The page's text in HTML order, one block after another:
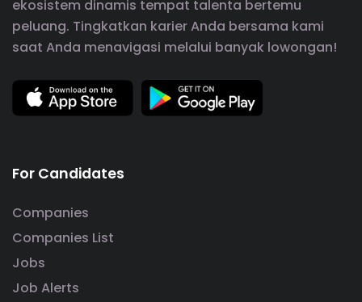
ekosistem dinamis tempat talenta bertemu
peluang. Tingkatkan karier Anda bersama kami
saat Anda menavigasi melalui banyak lowongan!
For Candidates
Companies
Companies List
Jobs
Job Alerts